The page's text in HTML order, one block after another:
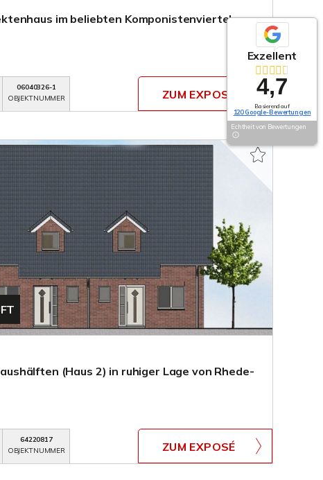
im beliebten Komponistenviertel von
06040326-1
OBJEKTNUMMER
ZUM EXPOSÉ
(Haus 2) in ruhiger Lage von Rhede-
64220817
OBJEKTNUMMER
ZUM EXPOSÉ
Exzellent
4,7
Basierend auf
120 Google-Bewertungen
Echtheit von Bewertungen